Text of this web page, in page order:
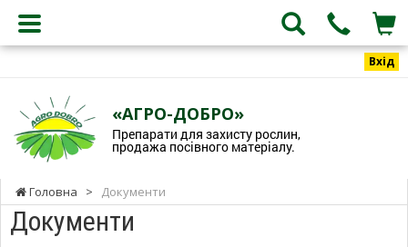
Вхід
«АГРО-ДОБРО»
Препарати для захисту рослин,
продажа посівного матеріалу.
Головна > Документи
Документи